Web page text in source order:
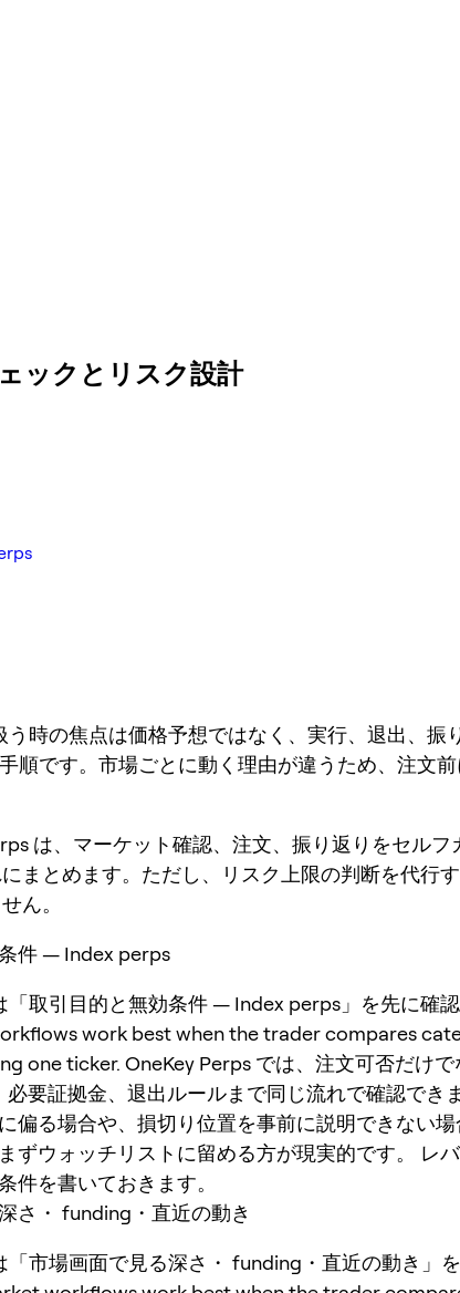
ックとリスク設計
う時の焦点は価格予想ではなく、実行、退出、振
順です。市場ごとに動く理由が違うため、注文
は、マーケット確認、注文、振り返りをセルフ
まとめます。ただし、リスク上限の判断を代行
ん。
件 — Index perps
「取引目的と無効条件 — Index perps」を先に確認
work best when the trader compares
one ticker. OneKey Perps では、注文可否だけ
要証拠金、退出ルールまで同じ流れで確認でき
偏る場合や、損切り位置を事前に説明できない場
ずウォッチリストに留める方が現実的です。 レ
件を書いておきます。
さ・ funding・直近の動き
「市場画面で見る深さ・ funding・直近の動き」